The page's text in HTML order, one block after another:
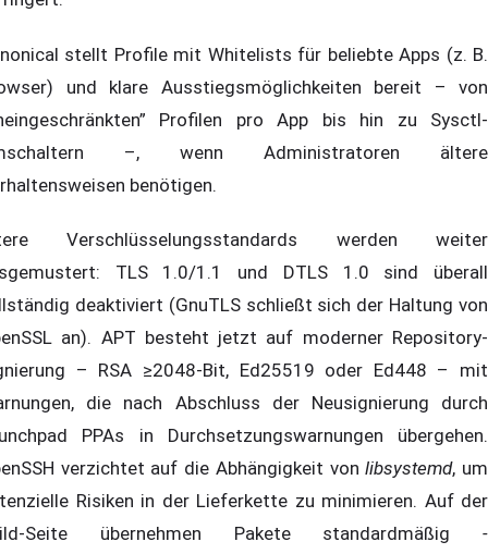
stellt Profile mit Whitelists für beliebte Apps (z. B.
und klare Ausstiegsmöglichkeiten bereit – von
Profilen pro App bis hin zu Sysctl-
–, wenn Administratoren ältere
benötigen.
Verschlüsselungsstandards werden weiter
TLS 1.0/1.1 und DTLS 1.0 sind überall
deaktiviert (GnuTLS schließt sich der Haltung von
an). APT besteht jetzt auf moderner Repository-
– RSA ≥2048-Bit, Ed25519 oder Ed448 – mit
die nach Abschluss der Neusignierung durch
PPAs in Durchsetzungswarnungen übergehen.
verzichtet auf die Abhängigkeit vonlibsystemd, um
Risiken in der Lieferkette zu minimieren. Auf der
Seite übernehmen Pakete standardmäßig -